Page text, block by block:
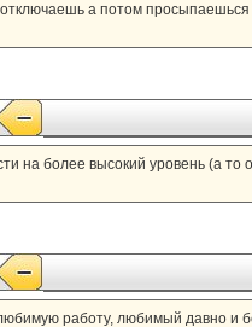
а потом просыпаешься
на более высокий уровень (а то
работу, любимый давно и